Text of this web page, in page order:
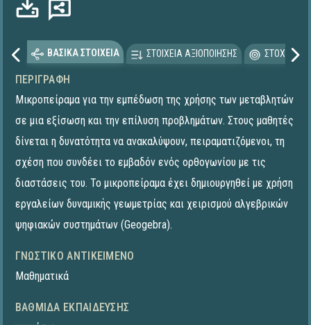
ΒΑΣΙΚΑ ΣΤΟΙΧΕΙΑ ΣΤΟΙΧΕΙΑ ΑΞΙΟΠΟΙΗΣΗΣ
ΠΕΡΙΓΡΑΦΉ
Μικροπείραμα για την εμπέδωση της χρήσης των μεταβλητών
σε μια εξίσωση και την επίλυση προβλημάτων. Στους μαθητές
δίνεται η δυνατότητα να ανακαλύψουν, πειραματιζόμενοι, τη
σχέση που συνδέει το εμβαδόν ενός ορθογωνίου με τις
διαστάσεις του. To μικροπείραμα έχει δημιουργηθεί με χρήση
εργαλείων δυναμικής γεωμετρίας και χειρισμού αλγεβρικών
ψηφιακών συστημάτων (Geogebra).
ΓΝΩΣΤΙΚΌ ΑΝΤΙΚΕΊΜΕΝΟ
Μαθηματικά
ΒΑΘΜΊΔΑ ΕΚΠΑΊΔΕΥΣΗΣ